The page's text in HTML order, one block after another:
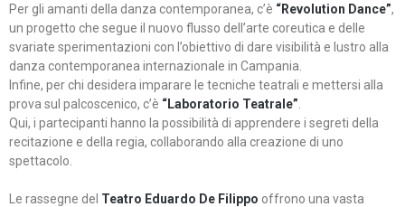
Per gli amanti della danza contemporanea, c’è “Revolution Dance”,
un progetto che segue il nuovo flusso dell’arte coreutica e delle
svariate sperimentazioni con l’obiettivo di dare visibilità e lustro alla
danza contemporanea internazionale in Campania.
Infine, per chi desidera imparare le tecniche teatrali e mettersi alla
prova sul palcoscenico, c’è “Laboratorio Teatrale”
Qui, i partecipanti hanno la possibilità di apprendere i segreti della
recitazione e della regia, collaborando alla creazione di uno
spettacolo.
Le rassegne del Teatro Eduardo De Filippo offrono una vasta